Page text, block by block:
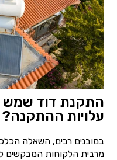
התקנת דוד שמש
עלויות ההתקנה?
במובנים רבים, השאלה
מרבית הלקוחות המבקשים